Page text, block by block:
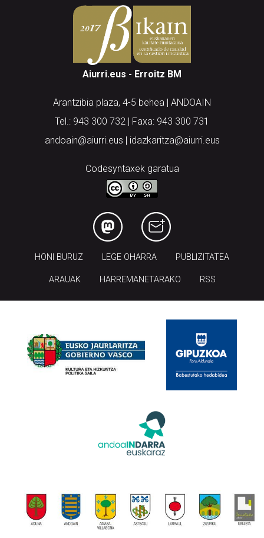
Aiurri.eus - Erroitz BM
Arantzibia plaza, 4-5 behea | ANDOAIN
Tel.: 943 300 732 | Faxa: 943 300 731
andoain@aiurri.eus | idazkaritza@aiurri.eus
Codesyntaxek garatua
HONI BURUZ LEGE OHARRA PUBLIZITATEA
ARAUAK HARREMANETARAKO RSS